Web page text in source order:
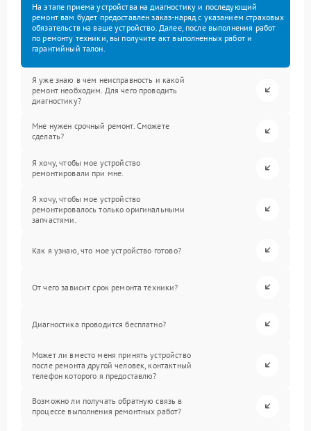
На этапе приема устройства на диагностику и последующий
ремонт вам будет предоставлен заказ-наряд с указанием страховых
обязательств на ваше устройство. Далее, после выполнения работ
по ремонту техники, вы получите акт выполненных работ и
гарантийный талон.
Я уже знаю в чем неисправность и какой
ремонт необходим. Для чего проводить
диагностику?
Мне нужен срочный ремонт. Сможете
сделать?
Я хочу, чтобы мое устройство
ремонтировали при мне.
Я хочу, чтобы мое устройство
ремонтировалось только оригинальными
запчастями.
Как я узнаю, что мое устройство готово?
От чего зависит срок ремонта техники?
Диагностика проводится бесплатно?
Может ли вместо меня принять устройство
после ремонта другой человек, контактный
телефон которого я предоставлю?
Возможно ли получать обратную связь в
процессе выполнения ремонтных работ?